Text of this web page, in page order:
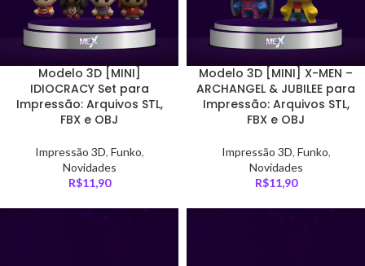
Modelo 3D [MINI]
IDIOCRACY Set para
Impressão: Arquivos STL,
FBX e OBJ
Impressão 3D, Funko,
Novidades
R$11,90
Modelo 3D [MINI] X-MEN –
ARCHANGEL & JUBILEE para
Impressão: Arquivos STL,
FBX e OBJ
Impressão 3D, Funko,
Novidades
R$11,90